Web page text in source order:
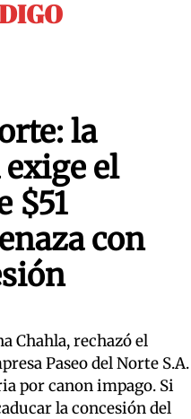
la
el
$51
con
Chahla, rechazó el
Paseo del Norte S.A.
por canon impago. Si
la concesión del